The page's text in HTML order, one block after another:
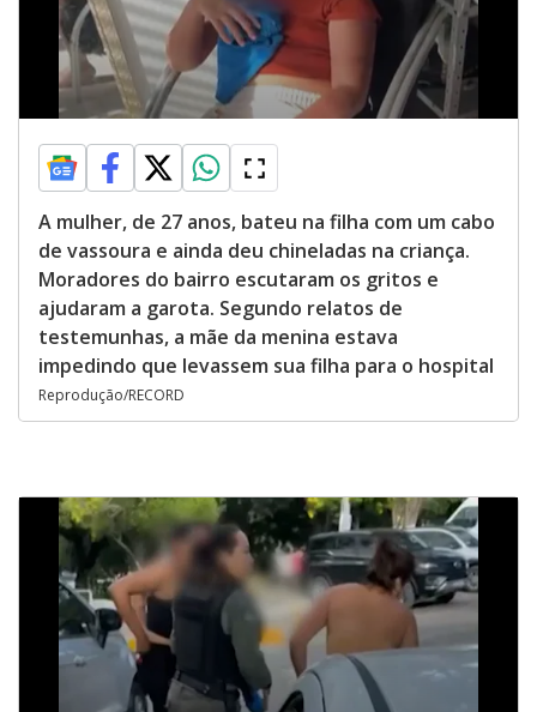
A mulher, de 27 anos, bateu na filha com um cabo
de vassoura e ainda deu chineladas na criança.
Moradores do bairro escutaram os gritos e
ajudaram a garota. Segundo relatos de
testemunhas, a mãe da menina estava
impedindo que levassem sua filha para o hospital
Reprodução/RECORD